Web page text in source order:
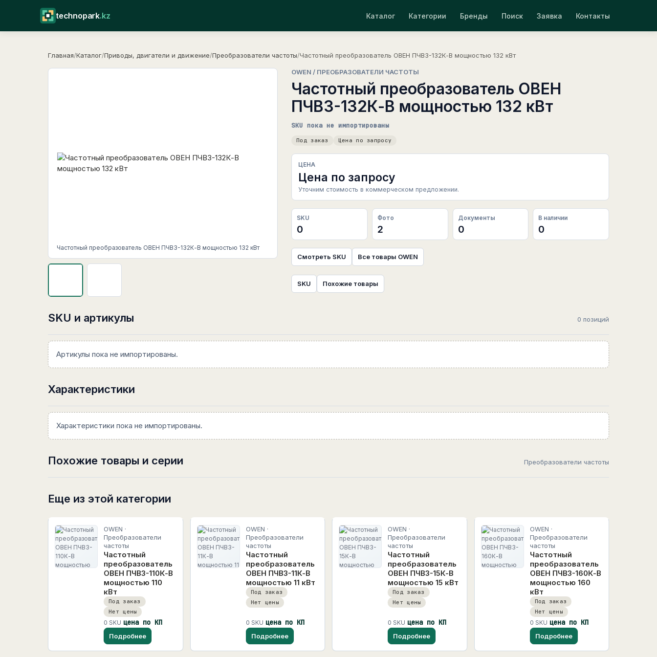
technopark.kz Каталог Категории Бренды Поиск Заявка Контакты
Главная/Каталог/Приводы, двигатели и движение/Преобразователи частоты/Частотный преобразователь ОВЕН ПЧВ3-132К-В мощностью 132 кВт
Частотный преобразователь ОВЕН ПЧВ3-132К-В мощностью 132 кВт
OWEN / ПРЕОБРАЗОВАТЕЛИ ЧАСТОТЫ
Частотный преобразователь ОВЕН
ПЧВ3-132К-В мощностью 132 кВт
SKU пока не импортированы
Под заказ Цена по запросу
ЦЕНА
Цена по запросу
Уточним стоимость в коммерческом предложении.
SKU
0
Фото
2
Документы
0
В наличии
0
Смотреть SKU Все товары OWEN
SKU Похожие товары
SKU и артикулы 0 позиций
Артикулы пока не импортированы.
Характеристики
Характеристики пока не импортированы.
Похожие товары и серии Преобразователи частоты
Еще из этой категории
OWEN ·
Преобразователи
частоты
Частотный
преобразователь
ОВЕН ПЧВ3-110К-В
мощностью 110
кВт
Под заказ
Нет цены
0 SKU цена по КП
Подробнее
OWEN ·
Преобразователи
частоты
Частотный
преобразователь
ОВЕН ПЧВ3-11К-В
мощностью 11 кВт
Под заказ
Нет цены
0 SKU цена по КП
Подробнее
OWEN ·
Преобразователи
частоты
Частотный
преобразователь
ОВЕН ПЧВ3-15К-В
мощностью 15 кВт
Под заказ
Нет цены
0 SKU цена по КП
Подробнее
OWEN ·
Преобразователи
частоты
Частотный
преобразователь
ОВЕН ПЧВ3-160К-В
мощностью 160
кВт
Под заказ
Нет цены
0 SKU цена по КП
Подробнее